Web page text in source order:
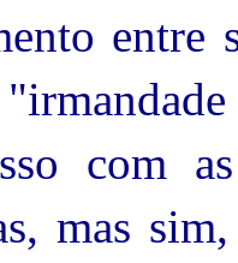
entre
com
mas